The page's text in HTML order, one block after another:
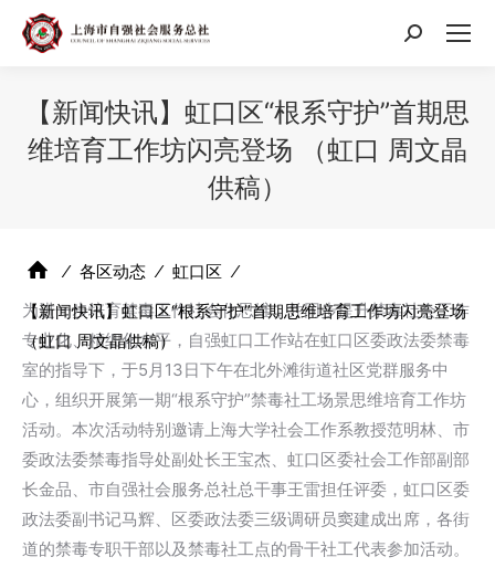
搜
【新闻快讯】虹口区“根系守护”首期思
维培育工作坊闪亮登场 （虹口 周文晶
供稿）
⁄ 各区动态 ⁄ 虹口区 ⁄
【新闻快讯】虹口区“根系守护”首期思维培育工作坊闪亮登场
（虹口 周文晶供稿）
为进一步培育禁毒工作社会化思维，并同步提升禁毒社会工作
专业化、精细化水平，自强虹口工作站在虹口区委政法委禁毒
室的指导下，于5月13日下午在北外滩街道社区党群服务中
心，组织开展第一期“根系守护”禁毒社工场景思维培育工作坊
活动。本次活动特别邀请上海大学社会工作系教授范明林、市
委政法委禁毒指导处副处长王宝杰、虹口区委社会工作部副部
长金品、市自强社会服务总社总干事王雷担任评委，虹口区委
政法委副书记马辉、区委政法委三级调研员窦建成出席，各街
道的禁毒专职干部以及禁毒社工点的骨干社工代表参加活动。